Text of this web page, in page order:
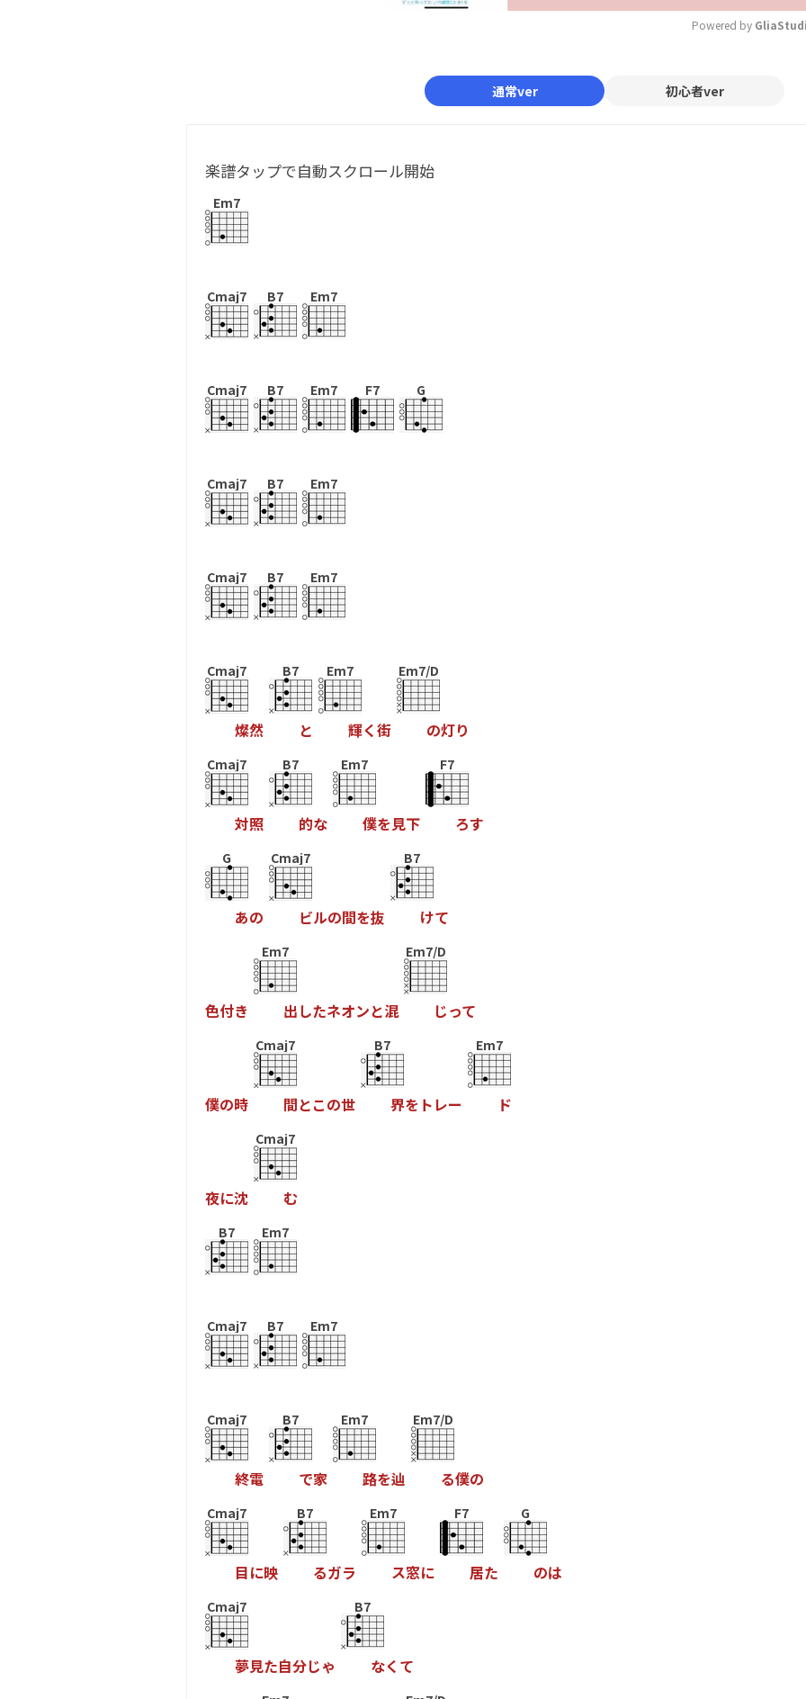
Powered by
通常ver 初心者ver
楽譜タップで自動スクロール開始
Em7
Cmaj7 B7 Em7
Cmaj7 B7 Em7 F7 G
Cmaj7 B7 Em7
Cmaj7 B7 Em7
Cmaj7
燦然
B7
と
Em7
輝く街
Em7/D
の灯り
Cmaj7
対照
B7
的な
Em7
僕を見下
F7
ろす
G
あの
Cmaj7
ビルの間を抜
B7
けて
色付き
Em7
出したネオンと混
Em7/D
じって
僕の時
Cmaj7
間とこの世
B7
界を ト レー
Em7
ド
夜に沈
Cmaj7
む
B7 Em7
Cmaj7 B7 Em7
Cmaj7
終電
B7
で家
Em7
路を辿
Em7/D
る僕の
Cmaj7
目に映
B7
るガラ
Em7
ス窓に
F7
居た
G
のは
Cmaj7
夢見た自分じゃ
B7
なく て